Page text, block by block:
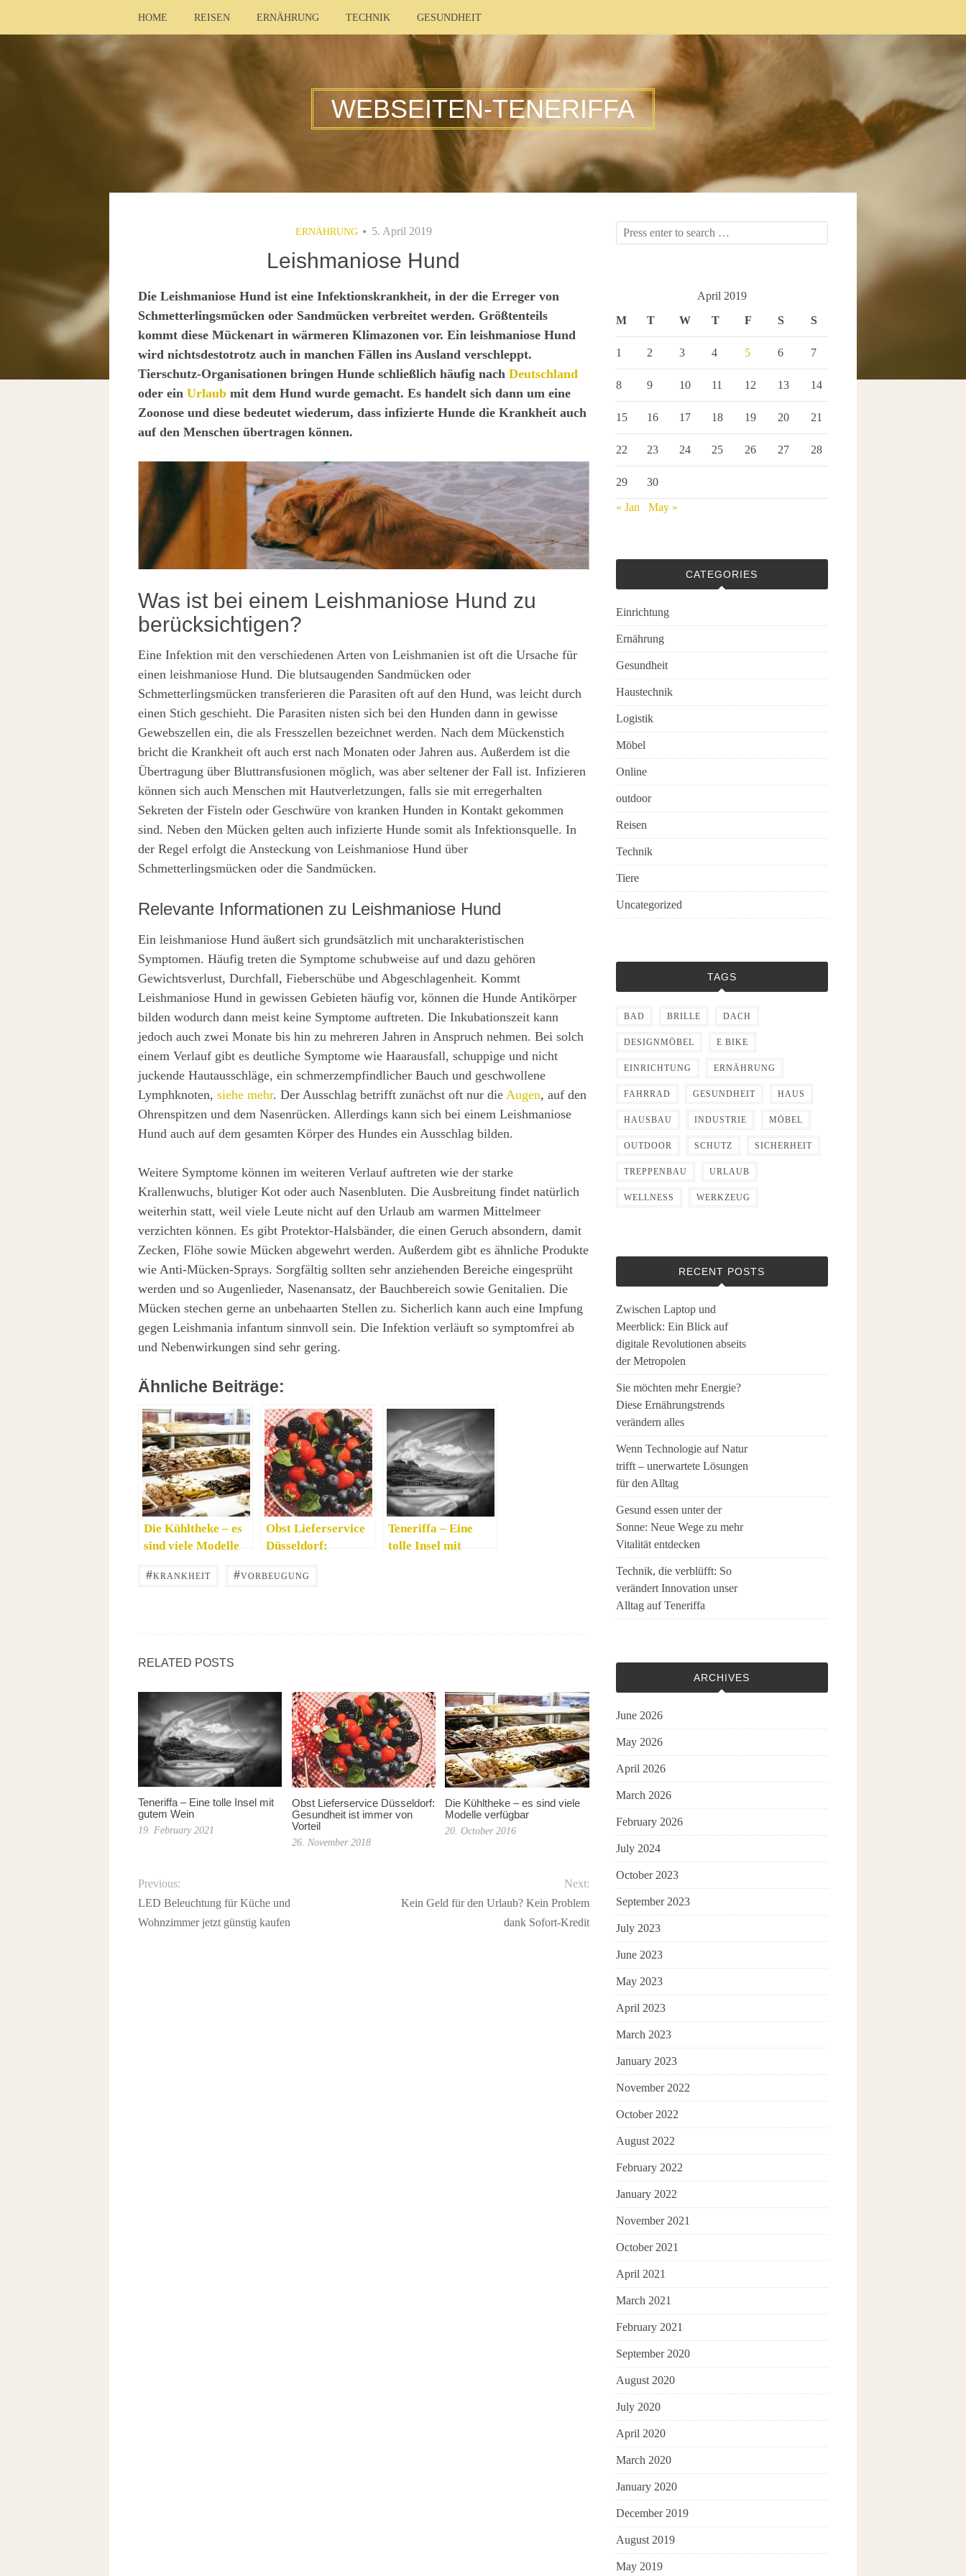
HOME REISEN ERNÄHRUNG TECHNIK GESUNDHEIT
WEBSEITEN-TENERIFFA
ERNÄHRUNG 5. April 2019
Leishmaniose Hund
Die Leishmaniose Hund ist eine Infektionskrankheit, in der die Erreger von
Schmetterlingsmücken oder Sandmücken verbreitet werden. Größtenteils
kommt diese Mückenart in wärmeren Klimazonen vor. Ein leishmaniose Hund
wird nichtsdestotrotz auch in manchen Fällen ins Ausland verschleppt.
Tierschutz-Organisationen bringen Hunde schließlich häufig nach Deutschland
oder ein Urlaub mit dem Hund wurde gemacht. Es handelt sich dann um eine
Zoonose und diese bedeutet wiederum, dass infizierte Hunde die Krankheit auch
auf den Menschen übertragen können.
Was ist bei einem Leishmaniose Hund zu
berücksichtigen?
Eine Infektion mit den verschiedenen Arten von Leishmanien ist oft die Ursache für
einen leishmaniose Hund. Die blutsaugenden Sandmücken oder
Schmetterlingsmücken transferieren die Parasiten oft auf den Hund, was leicht durch
einen Stich geschieht. Die Parasiten nisten sich bei den Hunden dann in gewisse
Gewebszellen ein, die als Fresszellen bezeichnet werden. Nach dem Mückenstich
bricht die Krankheit oft auch erst nach Monaten oder Jahren aus. Außerdem ist die
Übertragung über Bluttransfusionen möglich, was aber seltener der Fall ist. Infizieren
können sich auch Menschen mit Hautverletzungen, falls sie mit erregerhalten
Sekreten der Fisteln oder Geschwüre von kranken Hunden in Kontakt gekommen
sind. Neben den Mücken gelten auch infizierte Hunde somit als Infektionsquelle. In
der Regel erfolgt die Ansteckung von Leishmaniose Hund über
Schmetterlingsmücken oder die Sandmücken.
Relevante Informationen zu Leishmaniose Hund
Ein leishmaniose Hund äußert sich grundsätzlich mit uncharakteristischen
Symptomen. Häufig treten die Symptome schubweise auf und dazu gehören
Gewichtsverlust, Durchfall, Fieberschübe und Abgeschlagenheit. Kommt
Leishmaniose Hund in gewissen Gebieten häufig vor, können die Hunde Antikörper
bilden wodurch dann meist keine Symptome auftreten. Die Inkubationszeit kann
jedoch auch zwei Monate bis hin zu mehreren Jahren in Anspruch nehmen. Bei solch
einem Verlauf gibt es deutliche Symptome wie Haarausfall, schuppige und nicht
juckende Hautausschläge, ein schmerzempfindlicher Bauch und geschwollene
Lymphknoten, siehe mehr. Der Ausschlag betrifft zunächst oft nur die Augen, auf den
Ohrenspitzen und dem Nasenrücken. Allerdings kann sich bei einem Leishmaniose
Hund auch auf dem gesamten Körper des Hundes ein Ausschlag bilden.
Weitere Symptome können im weiteren Verlauf auftreten wie der starke
Krallenwuchs, blutiger Kot oder auch Nasenbluten. Die Ausbreitung findet natürlich
weiterhin statt, weil viele Leute nicht auf den Urlaub am warmen Mittelmeer
verzichten können. Es gibt Protektor-Halsbänder, die einen Geruch absondern, damit
Zecken, Flöhe sowie Mücken abgewehrt werden. Außerdem gibt es ähnliche Produkte
wie Anti-Mücken-Sprays. Sorgfältig sollten sehr anziehenden Bereiche eingesprüht
werden und so Augenlieder, Nasenansatz, der Bauchbereich sowie Genitalien. Die
Mücken stechen gerne an unbehaarten Stellen zu. Sicherlich kann auch eine Impfung
gegen Leishmania infantum sinnvoll sein. Die Infektion verläuft so symptomfrei ab
und Nebenwirkungen sind sehr gering.
Ähnliche Beiträge:
Die Kühltheke – es
sind viele Modelle
Obst Lieferservice
Düsseldorf:
immer von Vorteil
Teneriffa – Eine
tolle Insel mit
#KRANKHEIT #VORBEUGUNG
RELATED POSTS
Teneriffa – Eine tolle Insel mit
gutem Wein
19. February 2021
Obst Lieferservice Düsseldorf:
Gesundheit ist immer von
Vorteil
26. November 2018
Die Kühltheke – es sind viele
Modelle verfügbar
20. October 2016
Previous:
LED Beleuchtung für Küche und
Wohnzimmer jetzt günstig kaufen
Next:
Kein Geld für den Urlaub? Kein Problem
dank Sofort-Kredit
April 2019
M
T W T F S S
1 2 3 4 5 6 7
8 9 10 11 12 13 14
15 16 17 18 19 20 21
22 23 24 25 26 27 28
29 30
« Jan May »
CATEGORIES
Einrichtung
Ernährung
Gesundheit
Haustechnik
Logistik
Möbel
Online
outdoor
Reisen
Technik
Tiere
Uncategorized
TAGS
BAD BRILLE DACH
DESIGNMÖBEL E BIKE
EINRICHTUNG ERNÄHRUNG
FAHRRAD GESUNDHEIT HAUS
HAUSBAU INDUSTRIE MÖBEL
OUTDOOR SCHUTZ SICHERHEIT
TREPPENBAU URLAUB
WELLNESS WERKZEUG
RECENT POSTS
Zwischen Laptop und
Meerblick: Ein Blick auf
digitale Revolutionen abseits
der Metropolen
Sie möchten mehr Energie?
Diese Ernährungstrends
verändern alles
Wenn Technologie auf Natur
trifft – unerwartete Lösungen
für den Alltag
Gesund essen unter der
Sonne: Neue Wege zu mehr
Vitalität entdecken
Technik, die verblüfft: So
verändert Innovation unser
Alltag auf Teneriffa
ARCHIVES
June 2026
May 2026
April 2026
March 2026
February 2026
July 2024
October 2023
September 2023
July 2023
June 2023
May 2023
April 2023
March 2023
January 2023
November 2022
October 2022
August 2022
February 2022
January 2022
November 2021
October 2021
April 2021
March 2021
February 2021
September 2020
August 2020
July 2020
April 2020
March 2020
January 2020
December 2019
August 2019
May 2019